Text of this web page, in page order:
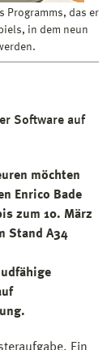
Programms, das er
in dem neun
Software auf
möchten
Enrico Bade
zum 10. März
Stand A34
Ein